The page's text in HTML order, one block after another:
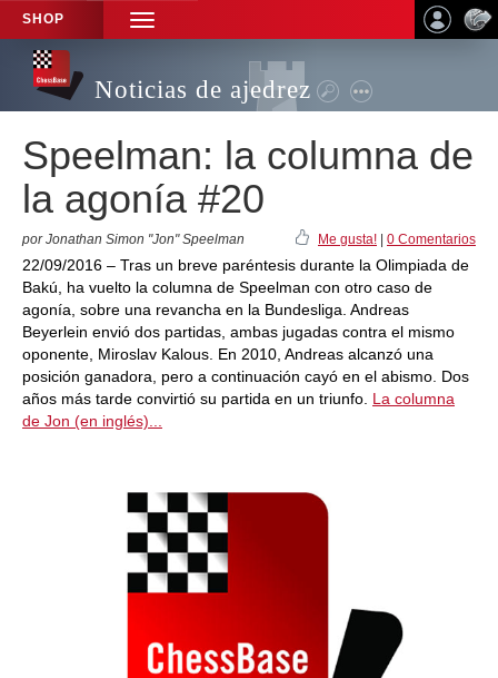
SHOP
TOGGLE
NAVIGATION
Noticias de ajedrez
Speelman: la columna de
la agonía #20
por Jonathan Simon "Jon" Speelman Me gusta! 0 Comentarios
22/09/2016 – Tras un breve paréntesis durante la Olimpiada de
Bakú, ha vuelto la columna de Speelman con otro caso de
agonía, sobre una revancha en la Bundesliga. Andreas
Beyerlein envió dos partidas, ambas jugadas contra el mismo
oponente, Miroslav Kalous. En 2010, Andreas alcanzó una
posición ganadora, pero a continuación cayó en el abismo. Dos
años más tarde convirtió su partida en un triunfo. La columna
de Jon (en inglés)...